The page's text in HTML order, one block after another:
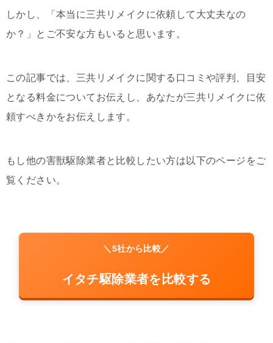
しかし、「本当に三共リメイクに依頼して大丈夫なの
か？」とご不安な方もいると思います。
この記事では、三共リメイクに関する口コミや評判、目安
となる料金についてお伝えし、あなたが三共リメイクに依
頼すべきかをお伝えします。
もし他の害獣駆除業者と比較したい方は以下のページをご
覧ください。
＼5社から比較／
イタチ駆除業者を比較する